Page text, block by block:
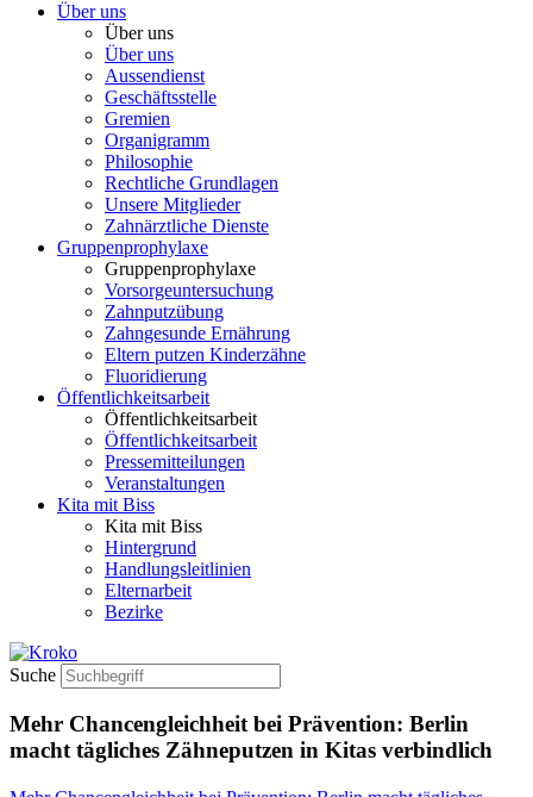
Über uns
Über uns
Über uns
Aussendienst
Geschäftsstelle
Gremien
Organigramm
Philosophie
Rechtliche Grundlagen
Unsere Mitglieder
Zahnärztliche Dienste
Gruppenprophylaxe
Gruppenprophylaxe
Vorsorgeuntersuchung
Zahnputzübung
Zahngesunde Ernährung
Eltern putzen Kinderzähne
Fluoridierung
Öffentlichkeitsarbeit
Öffentlichkeitsarbeit
Öffentlichkeitsarbeit
Pressemitteilungen
Veranstaltungen
Kita mit Biss
Kita mit Biss
Hintergrund
Handlungsleitlinien
Elternarbeit
Bezirke
Suche
Mehr Chancengleichheit bei Prävention: Berlin
macht tägliches Zähneputzen in Kitas verbindlich